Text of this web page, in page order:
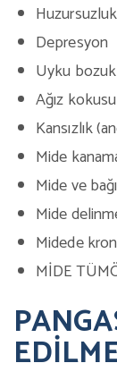
Huzursuzluk
Depresyon
Uyku
Ağız kokusu
Kansızlık
Mide
Mide ve
Mide
Midede
MİDE